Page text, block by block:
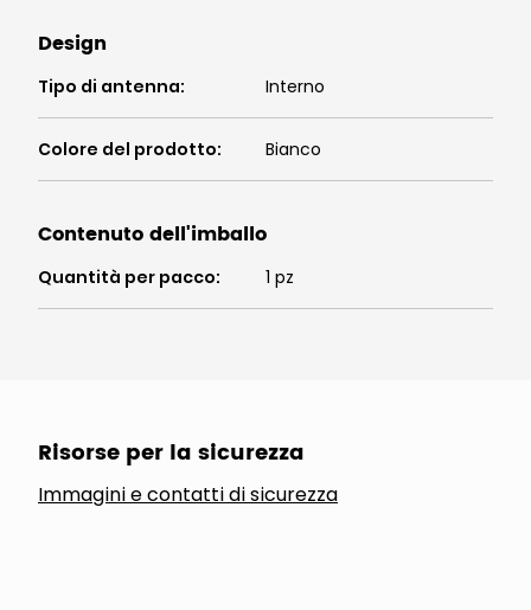
Design
Tipo di antenna: Interno
Colore del prodotto: Bianco
Contenuto dell'imballo
Quantità per pacco: 1 pz
Risorse per la sicurezza
Immagini e contatti di sicurezza